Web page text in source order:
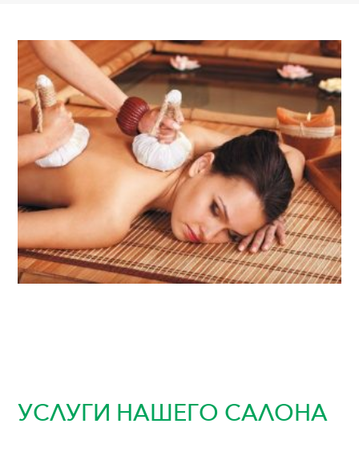
УСЛУГИ НАШЕГО САЛОНА